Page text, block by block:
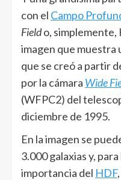
con el Campo
Fieldo, simplemente,
imagen que muestra
que se creó a partir
por la cámara Wide
(WFPC2) del
diciembre de 1995.
En la imagen se
3.000 galaxias y,
importancia del HDF